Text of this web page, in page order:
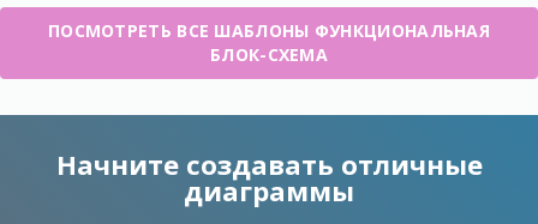
ПОСМОТРЕТЬ ВСЕ ШАБЛОНЫ ФУНКЦИОНАЛЬНАЯ
БЛОК-СХЕМА
Начните создавать отличные
диаграммы